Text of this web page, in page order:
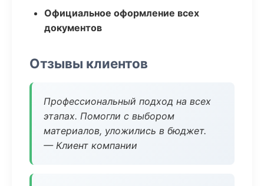
Официальное оформление всех
документов
Отзывы клиентов
Профессиональный подход на всех
этапах. Помогли с выбором
материалов, уложились в бюджет.
— Клиент компании